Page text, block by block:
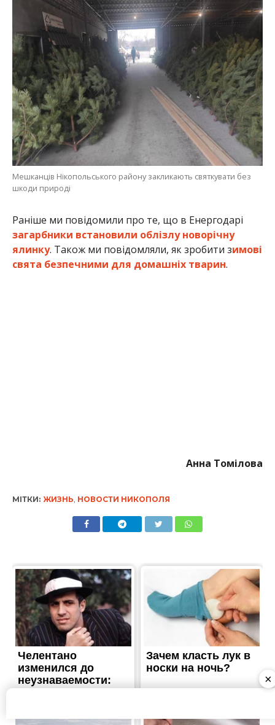
Мешканців Нікопольського району закликають святкувати без
шкоди природі
Раніше ми повідомили про те, що в Енергодарі
загарбники встановили облізлу новорічну
ялинку . Також ми повідомляли, як зробити зимові
свята безпечними для домашніх тварин.
×